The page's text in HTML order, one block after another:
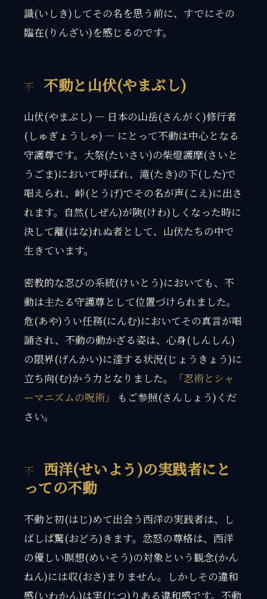
識(いしき)してその名を思う前に、すでにその
臨在(りんざい)を感じるのです。
不動と山伏(やまぶし)
山伏(やまぶし) — 日本の山岳(さんがく)修行者
(しゅぎょうしゃ) — にとって不動は中心となる
守護尊です。大祭(たいさい)の柴燈護摩(さいと
うごま)において呼ばれ、滝(たき)の下(した)で
唱えられ、峠(とうげ)でその名が声(こえ)に出さ
れます。自然(しぜん)が険(けわ)しくなった時に
決して離(はな)れぬ者として、山伏たちの中で
生きています。
密教的な忍びの系統(けいとう)においても、不
動は主たる守護尊として位置づけられました。
危(あや)うい任務(にんむ)においてその真言が唱
誦され、不動の動かざる姿は、心身(しんしん)
の限界(げんかい)に達する状況(じょうきょう)に
立ち向(む)かう力となりました。
「忍術とシャ
ーマニズムの呪術」
もご参照(さんしょう)くだ
さい。
西洋(せいよう)の実践者にと
っての不動
不動と初(はじ)めて出会う西洋の実践者は、し
ばしば驚(おどろ)きます。忿怒の尊格は、西洋
の優しい瞑想(めいそう)の対象という観念(かん
ねん)には収(おさ)まりません。しかしその違和
感(いわかん)は実(じつ)りある違和感です。不動